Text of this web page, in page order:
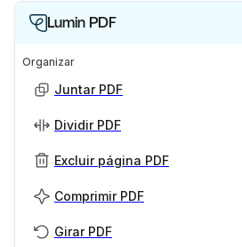
Lumin PDF
Organizar
Juntar PDF
Dividir PDF
Excluir página PDF
Comprimir PDF
Girar PDF